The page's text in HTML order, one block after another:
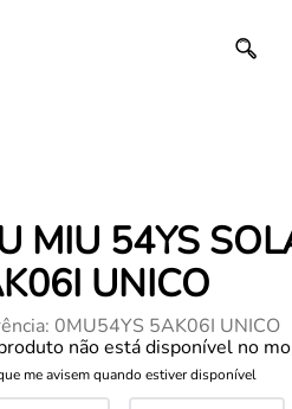
MIU 54YS
UNICO
: 0MU54YS 5AK06I UNICO
não está disponível no
me avisem quando estiver disponível